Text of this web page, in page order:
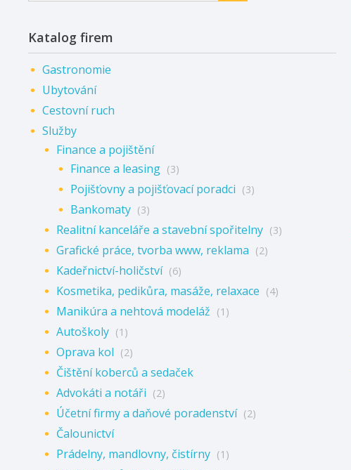
Katalog firem
Gastronomie
Ubytování
Cestovní ruch
Služby
Finance a pojištění
Finance a leasing (3)
Pojišťovny a pojišťovací poradci (3)
Bankomaty (3)
Realitní kanceláře a stavební spořitelny (3)
Grafické práce, tvorba www, reklama (2)
Kadeřnictví-holičství (6)
Kosmetika, pedikůra, masáže, relaxace (4)
Manikúra a nehtová modeláž (1)
Autoškoly (1)
Oprava kol (2)
Čištění koberců a sedaček
Advokáti a notáři (2)
Účetní firmy a daňové poradenství (2)
Čalounictví
Prádelny, mandlovny, čistírny (1)